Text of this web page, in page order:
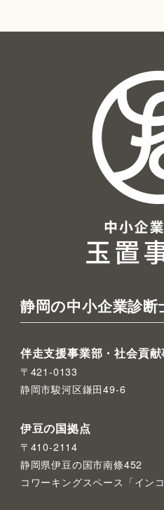
ブ
静岡の中小企業診断
伴走支援事業部・社会貢
〒421-0133
静岡市駿河区鎌田49-6
伊豆の国拠点
〒410-2114
静岡県伊豆の国市南條452
コワーキングスペース「イン